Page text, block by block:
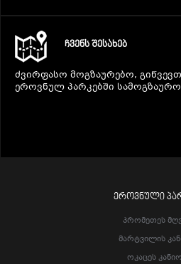
ᲩᲕᲔᲜᲡ ᲨᲔᲡᲐᲮᲔᲑ
ძვირფასო მოგზაურებო,
ეროვნულ პარკებში
ᲔᲠᲝᲕᲜᲣᲚᲘ
Პრომეთეს
Მარტვილის
Ოკაცეს